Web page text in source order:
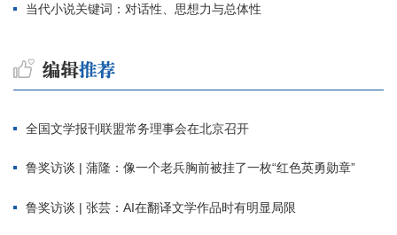
当代小说关键词：对话性、思想力与总体性
全国文学报刊联盟常务理事会在北京召开
鲁奖访谈 | 蒲隆：像一个老兵胸前被挂了一枚“红色英勇勋章”
鲁奖访谈 | 张芸：AI在翻译文学作品时有明显局限